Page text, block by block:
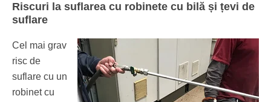
Riscuri la suflarea cu robinete cu bilă și țevi de
suflare
Cel mai grav
risc de
suflare cu un
robinet cu